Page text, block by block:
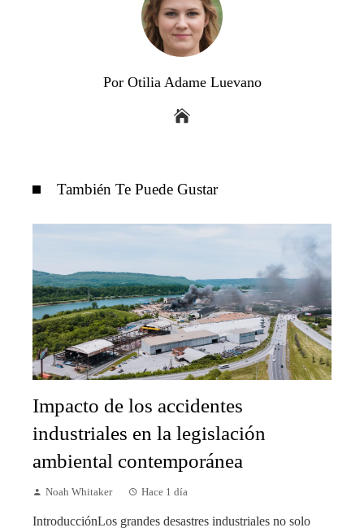
Por Otilia Adame Luevano
También Te Puede Gustar
Impacto de los accidentes
industriales en la legislación
ambiental contemporánea
Noah Whitaker Hace 1 día
IntroducciónLos grandes desastres industriales no solo